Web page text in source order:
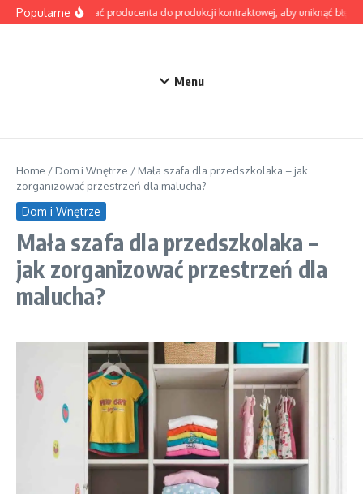
Przejdź do treści
PopularneJak wybrać producenta do produkcji kontraktowej, aby uniknąć
Menu
Home / Dom i Wnętrze / Mała szafa dla przedszkolaka – jak
zorganizować przestrzeń dla malucha?
Dom i Wnętrze
Mała szafa dla przedszkolaka –
jak zorganizować przestrzeń dla
malucha?